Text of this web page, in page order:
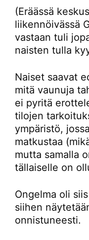
(Eräässä
liikennöivässä
vastaan tuli
naisten tulla
Naiset saavat
mitä vaunuja
ei pyritä
tilojen
ympäristö,
matkustaa
mutta samalla
tällaiselle on
Ongelma oli
siihen
onnistuneesti.